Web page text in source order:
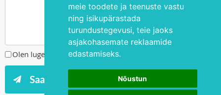
meie toodete ja teenuste vastu
ning isikupärastada
turundustegevusi, teie jaoks
asjakohasemate reklaamide
edastamiseks.
Nõustun
Olen lugenud ja nõustunprivaatsuspoliitikaga